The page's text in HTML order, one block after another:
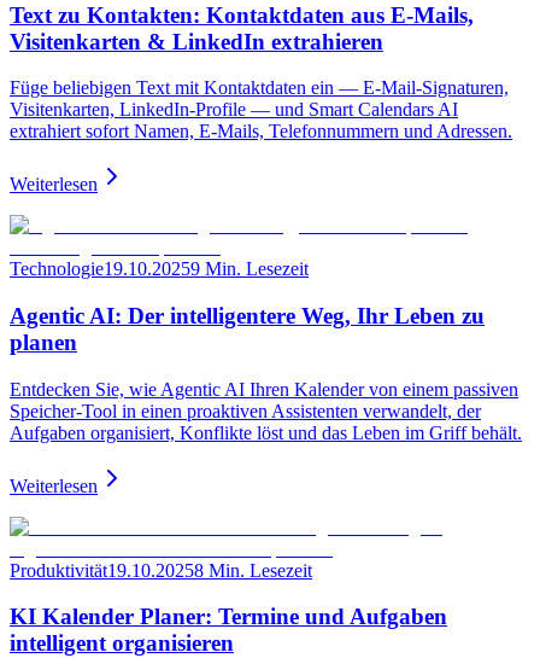
Text zu Kontakten: Kontaktdaten aus E-Mails,
Visitenkarten & LinkedIn extrahieren
Füge beliebigen Text mit Kontaktdaten ein — E-Mail-Signaturen,
Visitenkarten, LinkedIn-Profile — und Smart Calendars AI
extrahiert sofort Namen, E-Mails, Telefonnummern und Adressen.
Weiterlesen
Technologie19.10.20259 Min. Lesezeit
Agentic AI: Der intelligentere Weg, Ihr Leben zu
planen
Entdecken Sie, wie Agentic AI Ihren Kalender von einem passiven
Speicher-Tool in einen proaktiven Assistenten verwandelt, der
Aufgaben organisiert, Konflikte löst und das Leben im Griff behält.
Weiterlesen
Produktivität19.10.20258 Min. Lesezeit
KI Kalender Planer: Termine und Aufgaben
intelligent organisieren